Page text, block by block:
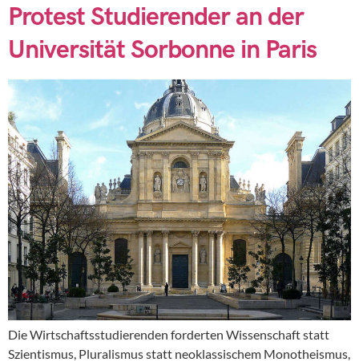
Protest Studierender an der
Universität Sorbonne in Paris
Die Wirtschaftsstudierenden forderten Wissenschaft statt
Szientismus, Pluralismus statt neoklassischem Monotheismus,